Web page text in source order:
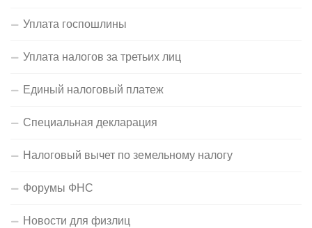
Уплата госпошлины
Уплата налогов за третьих лиц
Единый налоговый платеж
Специальная декларация
Налоговый вычет по земельному налогу
Форумы ФНС
Новости для физлиц